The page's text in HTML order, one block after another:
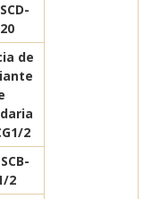
de
2
2